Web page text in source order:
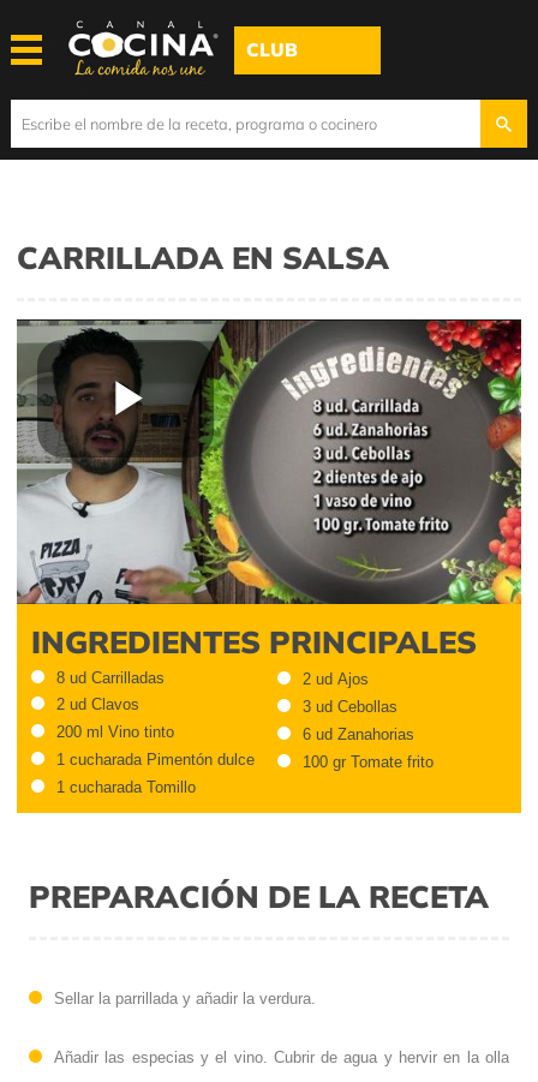
CLUB
CARRILLADA EN SALSA
Play
Video
INGREDIENTES PRINCIPALES
8 ud Carrilladas
2 ud Clavos
200 ml Vino tinto
1 cucharada Pimentón dulce
1 cucharada Tomillo
2 ud Ajos
3 ud Cebollas
6 ud Zanahorias
100 gr Tomate frito
PREPARACIÓN DE LA RECETA
Sellar la parrillada y añadir la verdura.
Añadir las especias y el vino. Cubrir de agua y hervir en la olla